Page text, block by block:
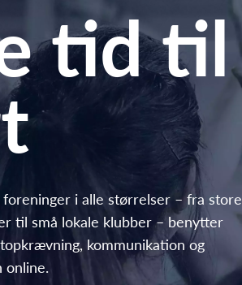
tid til
i alle størrelser – fra store
til små lokale klubber – benytter
kommunikation og
online.